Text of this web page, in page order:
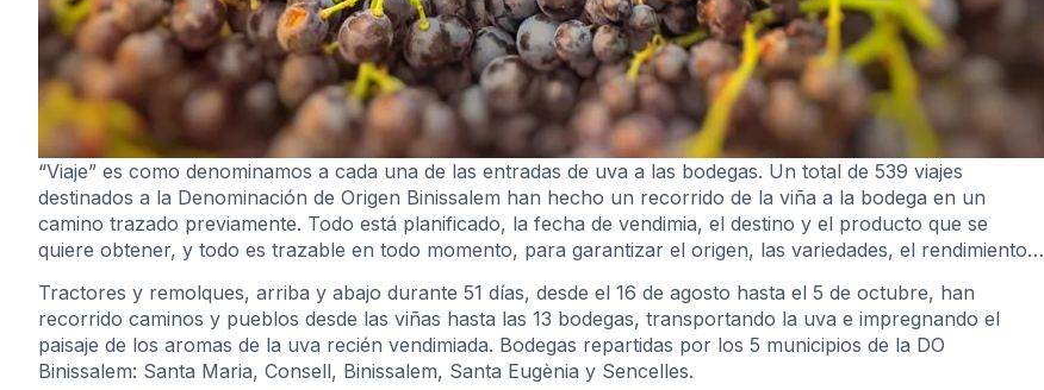
“Viaje” es como denominamos a cada una de las entradas de uva a las bodegas. Un total de 539 viajes
destinados a la Denominación de Origen Binissalem han hecho un recorrido de la viña a la bodega en un
camino trazado previamente. Todo está planificado, la fecha de vendimia, el destino y el producto que se
quiere obtener, y todo es trazable en todo momento, para garantizar el origen, las variedades, el rendimiento…
Tractores y remolques, arriba y abajo durante 51 días, desde el 16 de agosto hasta el 5 de octubre, han
recorrido caminos y pueblos desde las viñas hasta las 13 bodegas, transportando la uva e impregnando el
paisaje de los aromas de la uva recién vendimiada. Bodegas repartidas por los 5 municipios de la DO
Binissalem: Santa Maria, Consell, Binissalem, Santa Eugènia y Sencelles.